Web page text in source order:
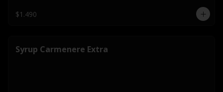
$1.490
Syrup Carmenere Extra